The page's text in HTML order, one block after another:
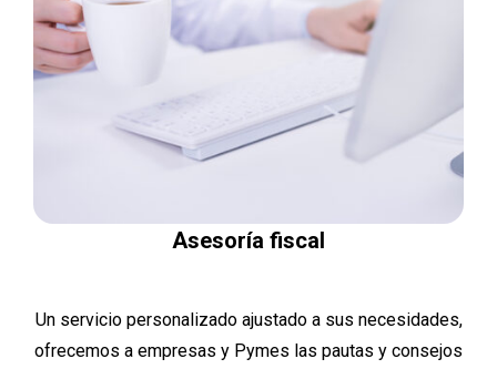
Asesoría fiscal
Un servicio personalizado ajustado a sus necesidades,
ofrecemos a empresas y Pymes las pautas y consejos